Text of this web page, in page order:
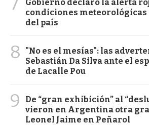
Gobierno declaró la alerta
condiciones meteorológicas
del país
8
"No es el mesías": las
Sebastián Da Silva ante el
de Lacalle Pou
9
De “gran exhibición” al
vieron en Argentina otra
Leonel Jaime en Peñarol